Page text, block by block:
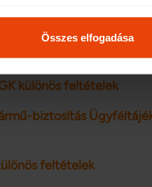
biztosításához, valamint
megosztjuk az
amelyeket Ön adott
Összes elfogadása
Casco feltétel
különös feltételek
biztosítás
feltételek